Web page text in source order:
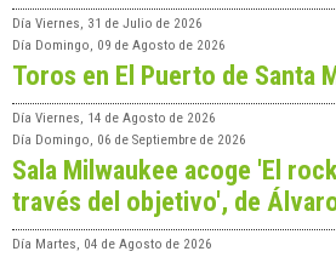
Día Viernes, 31 de Julio de 2026
Día Domingo, 09 de Agosto de 2026
Toros en El Puerto de Santa
Día Viernes, 14 de Agosto de 2026
Día Domingo, 06 de Septiembre de 2026
Sala Milwaukee acoge 'El
través del objetivo', de
Día Martes, 04 de Agosto de 2026